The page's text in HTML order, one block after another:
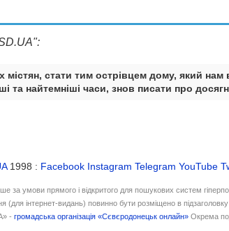
стати тим острівцем дому, який нам
найтемніші часи, знов писати про
1998 : Facebook Instagram Telegram YouTube
за умови прямого і відкритого для пошукових систем
(для інтернет-видань) повинно бути розміщено в
- громадська організація «Сєвєродонецьк онлайн»Окрема